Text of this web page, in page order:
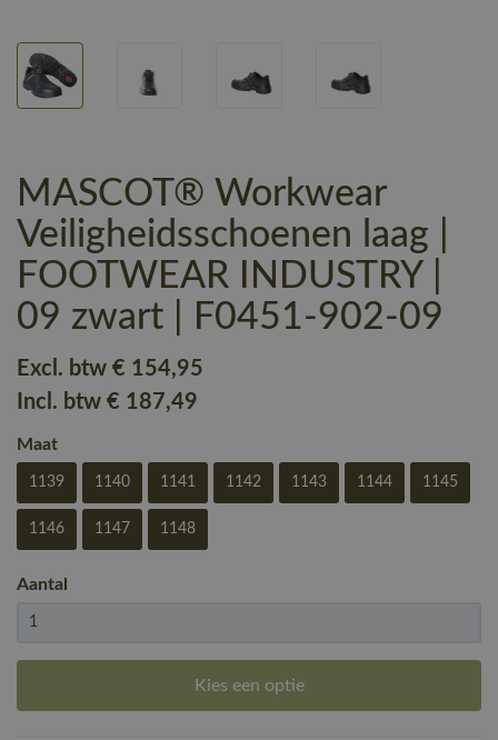
MASCOT® Workwear
Veiligheidsschoenen laag |
FOOTWEAR INDUSTRY |
09 zwart | F0451-902-09
Excl. btw € 154,95
Incl. btw € 187,49
Maat
1139 1140 1141 1142 1143 1144 1145
1146 1147 1148
Aantal
Kies een optie